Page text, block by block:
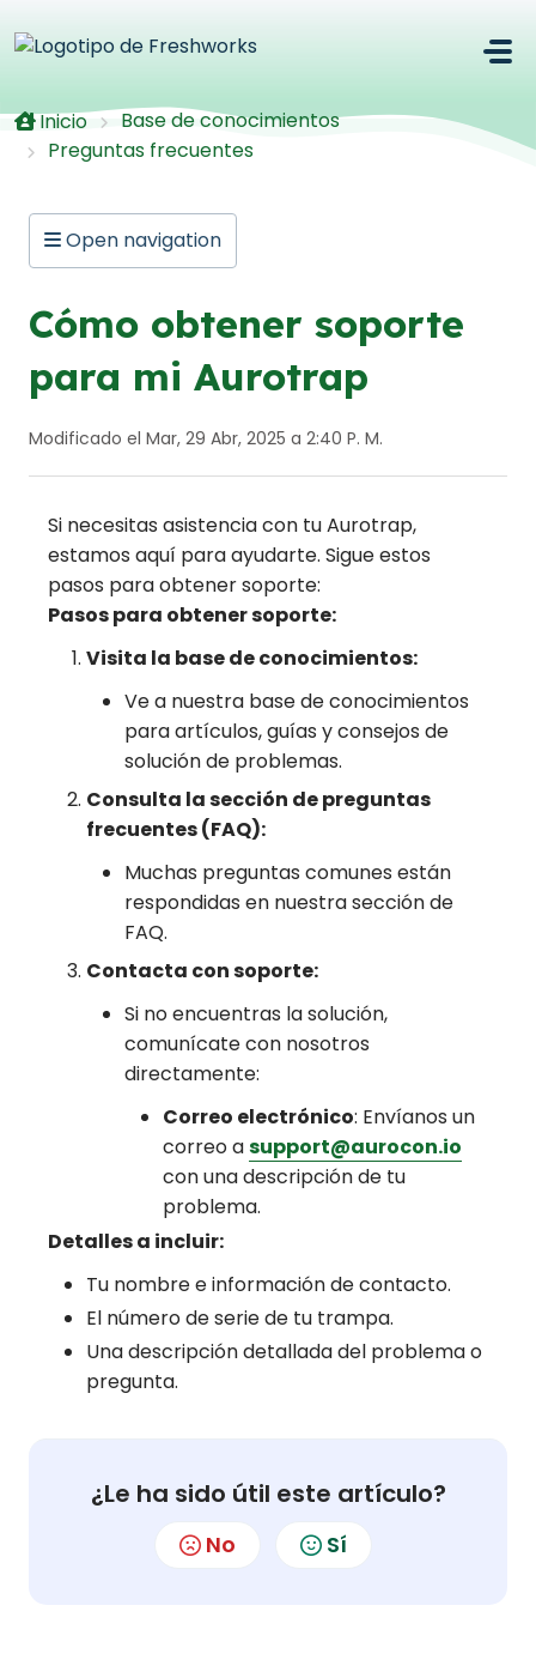
Inicio
Base de conocimientos
Preguntas frecuentes
Open navigation
Cómo obtener soporte
para mi Aurotrap
Modificado el Mar, 29 Abr, 2025 a 2:40 P. M.
Si necesitas asistencia con tu Aurotrap,
estamos aquí para ayudarte. Sigue estos
pasos para obtener soporte:
Pasos para obtener soporte:
Visita la base de conocimientos:
Ve a nuestra base de conocimientos
para artículos, guías y consejos de
solución de problemas.
Consulta la sección de preguntas
frecuentes (FAQ):
Muchas preguntas comunes están
respondidas en nuestra sección de
FAQ.
Contacta con soporte:
Si no encuentras la solución,
comunícate con nosotros
directamente:
Correo electrónico: Envíanos un
correo asupport@aurocon.io
con una descripción de tu
problema.
Detalles a incluir:
Tu nombre e información de contacto.
El número de serie de tu trampa.
Una descripción detallada del problema o
pregunta.
¿Le ha sido útil este artículo?
No Sí